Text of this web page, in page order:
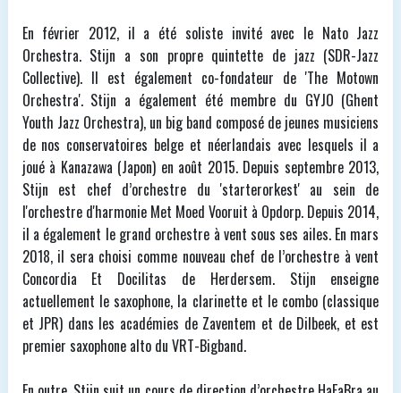
En février 2012, il a été soliste invité avec le Nato Jazz
Orchestra. Stijn a son propre quintette de jazz (SDR-Jazz
Collective). Il est également co-fondateur de 'The Motown
Orchestra'. Stijn a également été membre du GYJO (Ghent
Youth Jazz Orchestra), un big band composé de jeunes musiciens
de nos conservatoires belge et néerlandais avec lesquels il a
joué à Kanazawa (Japon) en août 2015. Depuis septembre 2013,
Stijn est chef d’orchestre du 'starterorkest' au sein de
l'orchestre d'harmonie Met Moed Vooruit à Opdorp. Depuis 2014,
il a également le grand orchestre à vent sous ses ailes. En mars
2018, il sera choisi comme nouveau chef de l’orchestre à vent
Concordia Et Docilitas de Herdersem. Stijn enseigne
actuellement le saxophone, la clarinette et le combo (classique
et JPR) dans les académies de Zaventem et de Dilbeek, et est
premier saxophone alto du VRT-Bigband.